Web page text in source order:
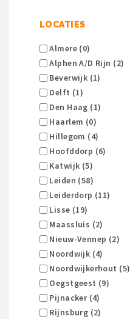
LOCATIES
Almere (0)
Alphen A/d Rijn (2)
Beverwijk (1)
Delft (1)
Den Haag (1)
Haarlem (0)
Hillegom (4)
Hoofddorp (6)
Katwijk (5)
Leiden (58)
Leiderdorp (11)
Lisse (19)
Maassluis (2)
Nieuw-Vennep (2)
Noordwijk (4)
Noordwijkerhout (5)
Oegstgeest (9)
Pijnacker (4)
Rijnsburg (2)